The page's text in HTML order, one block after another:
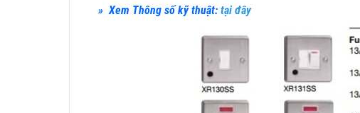
» Xem Thông số kỹ thuật: tại đây